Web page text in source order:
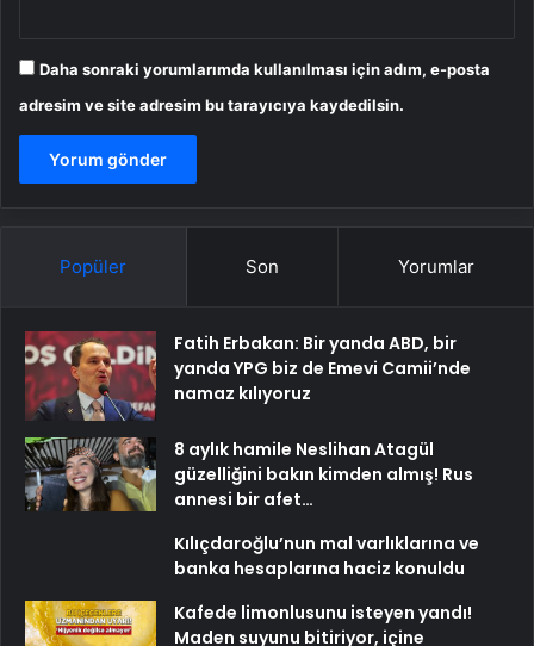
Daha sonraki yorumlarımda kullanılması için adım, e-posta
adresim ve site adresim bu tarayıcıya kaydedilsin.
Popüler Son Yorumlar
Fatih Erbakan: Bir yanda ABD, bir
yanda YPG biz de Emevi Camii’nde
namaz kılıyoruz
8 aylık hamile Neslihan Atagül
güzelliğini bakın kimden almış! Rus
annesi bir afet…
Kılıçdaroğlu’nun mal varlıklarına ve
banka hesaplarına haciz konuldu
Kafede limonlusunu isteyen yandı!
Maden suyunu bitiriyor, içine